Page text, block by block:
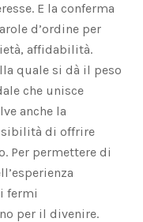
E la conferma
d’ordine per
affidabilità.
quale si dà il peso
che unisce
anche la
di offrire
Per permettere di
fermi
per il divenire.